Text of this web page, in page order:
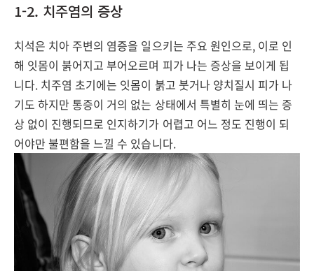
1-2. 치주염의 증상
치석은 치아 주변의 염증을 일으키는 주요 원인으로, 이로 인
해 잇몸이 붉어지고 부어오르며 피가 나는 증상을 보이게 됩
니다. 치주염 초기에는 잇몸이 붉고 붓거나 양치질시 피가 나
기도 하지만 통증이 거의 없는 상태에서 특별히 눈에 띄는 증
상 없이 진행되므로 인지하기가 어렵고 어느 정도 진행이 되
어야만 불편함을 느낄 수 있습니다.